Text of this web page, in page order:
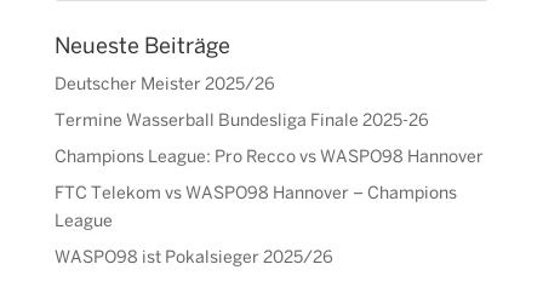
Neueste Beiträge
Deutscher Meister 2025/26
Termine Wasserball Bundesliga Finale 2025-26
Champions League: Pro Recco vs WASPO98 Hannover
FTC Telekom vs WASPO98 Hannover – Champions
League
WASPO98 ist Pokalsieger 2025/26